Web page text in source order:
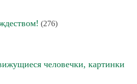
(276)
человечки, картинки